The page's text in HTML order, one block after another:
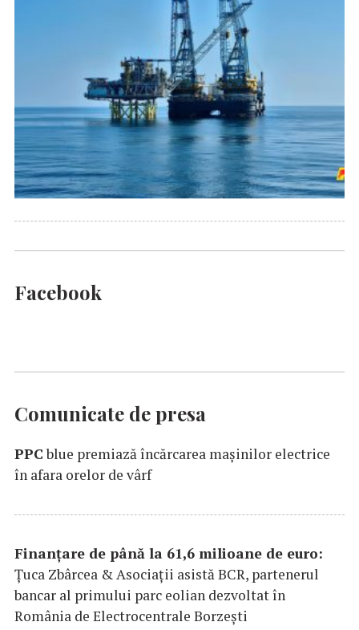
Facebook
Comunicate de presa
PPCblue premiază încărcarea maşinilor electrice
în afara orelor de vârf
Finanțare de până la 61,6 milioane de euro:
Țuca Zbârcea & Asociații asistă BCR, partenerul
bancar al primului parc eolian dezvoltat în
România de Electrocentrale Borzești